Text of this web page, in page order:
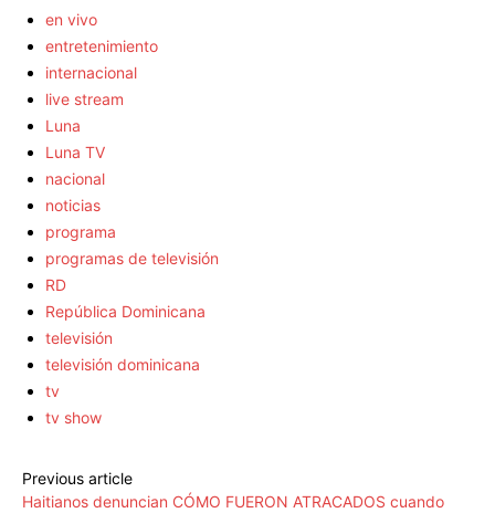
en vivo
entretenimiento
internacional
live stream
Luna
Luna TV
nacional
noticias
programa
programas de televisión
RD
República Dominicana
televisión
televisión dominicana
tv
tv show
Previous article
Haitianos denuncian CÓMO FUERON ATRACADOS cuando